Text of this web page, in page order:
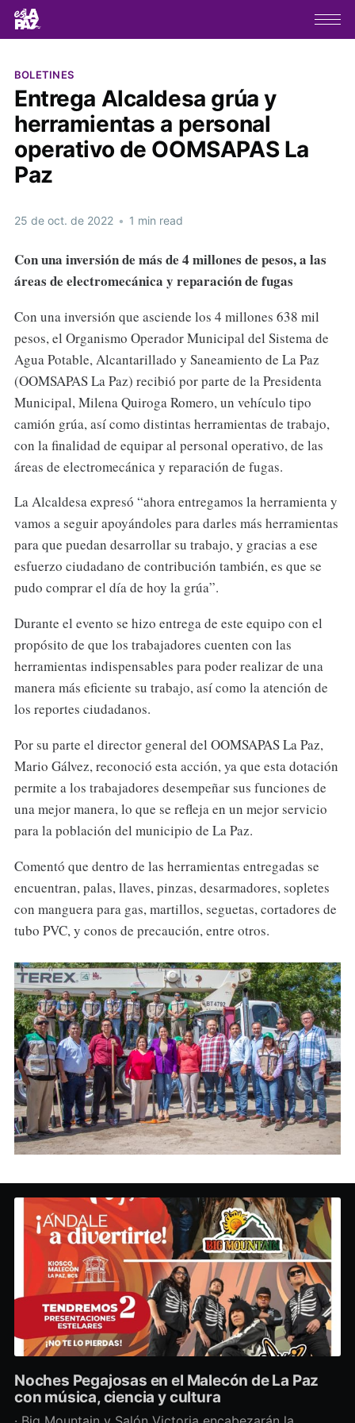
BOLETINES
Entrega Alcaldesa grúa y
herramientas a personal
operativo de OOMSAPAS La
Paz
25 de oct. de 2022 • 1 min read
Con una inversión de más de 4 millones de pesos, a las
áreas de electromecánica y reparación de fugas
Con una inversión que asciende los 4 millones 638 mil
pesos, el Organismo Operador Municipal del Sistema de
Agua Potable, Alcantarillado y Saneamiento de La Paz
(OOMSAPAS La Paz) recibió por parte de la Presidenta
Municipal, Milena Quiroga Romero, un vehículo tipo
camión grúa, así como distintas herramientas de trabajo,
con la finalidad de equipar al personal operativo, de las
áreas de electromecánica y reparación de fugas.
La Alcaldesa expresó “ahora entregamos la herramienta y
vamos a seguir apoyándoles para darles más herramientas
para que puedan desarrollar su trabajo, y gracias a ese
esfuerzo ciudadano de contribución también, es que se
pudo comprar el día de hoy la grúa”.
Durante el evento se hizo entrega de este equipo con el
propósito de que los trabajadores cuenten con las
herramientas indispensables para poder realizar de una
manera más eficiente su trabajo, así como la atención de
los reportes ciudadanos.
Por su parte el director general del OOMSAPAS La Paz,
Mario Gálvez, reconoció esta acción, ya que esta dotación
permite a los trabajadores desempeñar sus funciones de
una mejor manera, lo que se refleja en un mejor servicio
para la población del municipio de La Paz.
Comentó que dentro de las herramientas entregadas se
encuentran, palas, llaves, pinzas, desarmadores, sopletes
con manguera para gas, martillos, seguetas, cortadores de
tubo PVC, y conos de precaución, entre otros.
Noches Pegajosas en el Malecón de La Paz
con música, ciencia y cultura